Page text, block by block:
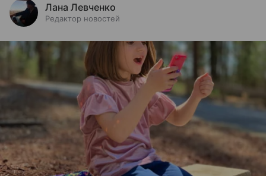
Лана Левченко
Редактор новостей